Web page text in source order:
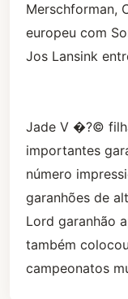
Merschforman,
europeu com
Jos Lansink
Jade V �?©
importantes
número
garanhões de
Lord garanhão
também
campeonatos